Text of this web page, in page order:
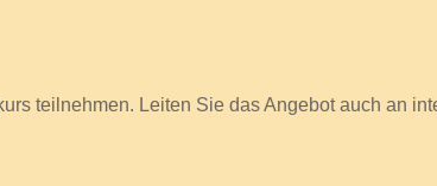
teilnehmen. Leiten Sie das Angebot auch an